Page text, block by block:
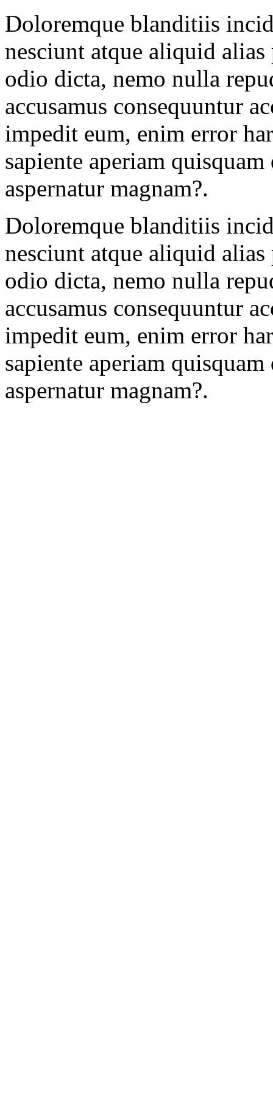
Doloremque blanditiis
nesciunt atque aliquid
odio dicta, nemo nulla
accusamus consequuntur
impedit eum, enim error
sapiente aperiam
aspernatur magnam?.
Doloremque blanditiis
nesciunt atque aliquid
odio dicta, nemo nulla
accusamus consequuntur
impedit eum, enim error
sapiente aperiam
aspernatur magnam?.